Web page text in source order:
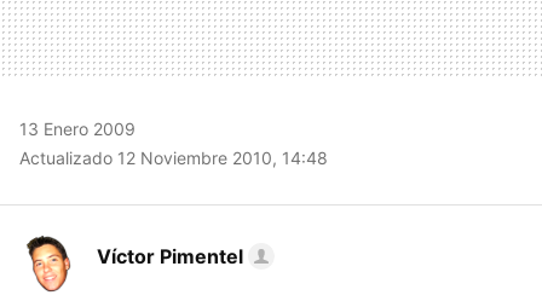
13 Enero 2009
Actualizado 12 Noviembre 2010, 14:48
Víctor Pimentel